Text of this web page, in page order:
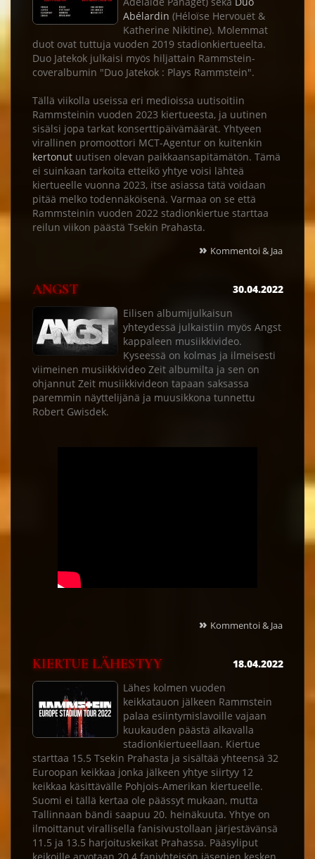
Abélardin (Héloïse Hervouët &
Katherine Nikitine). Molemmat
duot ovat tuttuja vuoden 2019 stadionkiertueelta.
Duo Jatekok julkaisi myös hiljattain Rammstein-
coveralbumin "Duo Jatekok : Plays Rammstein".
Tällä viikolla useissa eri medioissa uutisoitiin
Rammsteinin vuoden 2023 kiertueesta, ja uutinen
sisälsi jopa tarkat konserttipäivämäärät. Yhtyeen
virallinen promoottori MCT-Agentur on kuitenkin
kertonut uutisen olevan paikkaansapitämätön. Tämä
ei suinkaan tarkoita etteikö yhtye voisi lähteä
kiertueelle vuonna 2023, itse asiassa tätä voidaan
pitää melko todennäköisenä. Varmaa on se että
Rammsteinin vuoden 2022 stadionkiertue starttaa
reilun viikon päästä Tsekin Prahasta.
» Kommentoi & Jaa
ANGST
30.04.2022
Eilisen albumijulkaisun
yhteydessä julkaistiin myös Angst
kappaleen musiikkivideo.
Kyseessä on kolmas ja ilmeisesti
viimeinen musiikkivideo Zeit albumilta ja sen on
ohjannut Zeit musiikkivideon tapaan saksassa
paremmin näyttelijänä ja muusikkona tunnettu
Robert Gwisdek.
» Kommentoi & Jaa
KIERTUE LÄHESTYY
18.04.2022
Lähes kolmen vuoden
keikkatauon jälkeen Rammstein
palaa esiintymislavoille vajaan
kuukauden päästä alkavalla
stadionkiertueellaan. Kiertue
starttaa 15.5 Tsekin Prahasta ja sisältää yhteensä 32
Euroopan keikkaa jonka jälkeen yhtye siirtyy 12
keikkaa käsittävälle Pohjois-Amerikan kiertueelle.
Suomi ei tällä kertaa ole päässyt mukaan, mutta
Tallinnaan bändi saapuu 20. heinäkuuta. Yhtye on
ilmoittanut virallisella fanisivustollaan järjestävänsä
11.5 ja 13.5 harjoituskeikat Prahassa. Pääsyliput